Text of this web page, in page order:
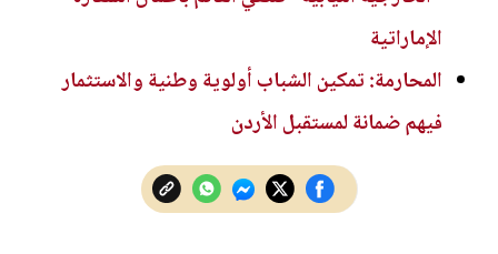
الإماراتية
المحارمة: تمكين الشباب أولوية وطنية والاستثمار
فيهم ضمانة لمستقبل الأردن